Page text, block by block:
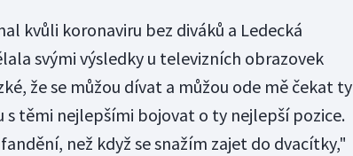
kvůli koronaviru bez diváků a Ledecká
svými výsledky u televizních obrazovek
že se můžou dívat a můžou ode mě čekat ty
s těmi nejlepšími bojovat o ty nejlepší pozice.
než když se snažím zajet do dvacítky,"